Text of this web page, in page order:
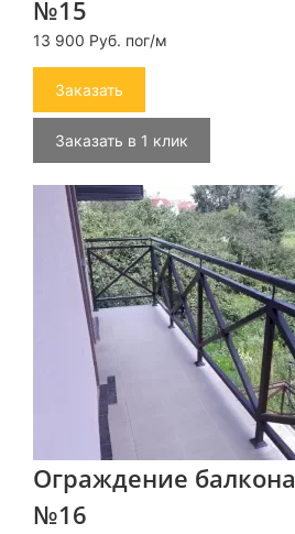
№15
13 900 Руб. пог/м
Заказать
Заказать в 1 клик
Ограждение балкона
№16